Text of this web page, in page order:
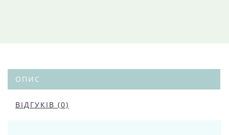
ОПИС
ВІДГУКІВ (0)